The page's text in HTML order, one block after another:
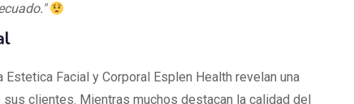
Facial y Corporal Esplen Health revelan una
clientes. Mientras muchos destacan la calidad del